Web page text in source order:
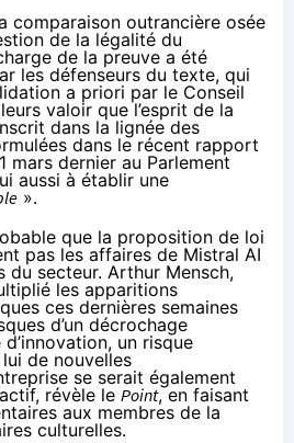
comparaison outrancière osée
de la légalité du
de la preuve a été
les défenseurs du texte, qui
a priori par le Conseil
valoir que l’esprit de la
dans la lignée des
dans le récent rapport
mars dernier au Parlement
aussi à établir une
».
que la proposition de loi
pas les affaires de Mistral AI
du secteur. Arthur Mensch,
les apparitions
ces dernières semaines
d’un décrochage
un risque
de nouvelles
se serait également
révèle le Point, en faisant
aux membres de la
culturelles.